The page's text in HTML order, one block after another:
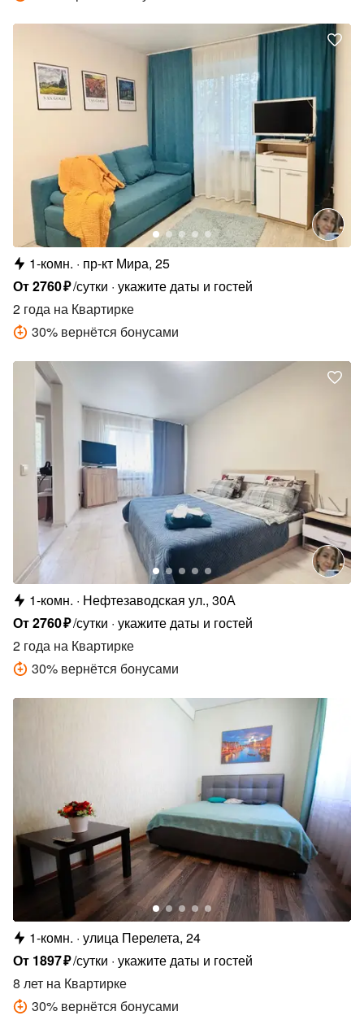
1-комн.
пр-кт Мира, 25
От2760₽/сутки укажите даты и гостей
2 года на Квартирке
30% вернётся бонусами
1-комн.
Нефтезаводская ул., 30А
От2760₽/сутки укажите даты и гостей
2 года на Квартирке
30% вернётся бонусами
1-комн. улица Перелета, 24
От 1897₽/сутки укажите даты и гостей
8 лет на Квартирке
30% вернётся бонусами